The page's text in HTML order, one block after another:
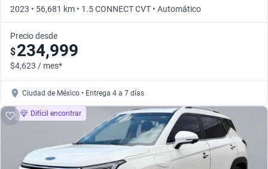
2023 • 56,681 km • 1.5 CONNECT CVT • Automático
Precio desde
$234,999
$4,623 / mes*
Ciudad de México • Entrega 4 a 7 días
Difícil encontrar